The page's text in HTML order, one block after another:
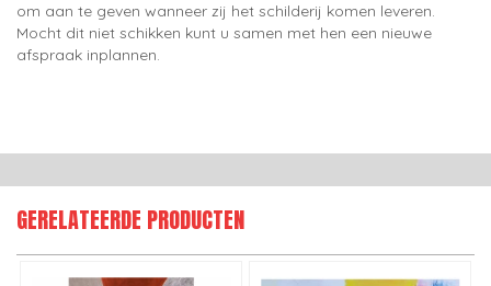
om aan te geven wanneer zij het schilderij komen leveren.
Mocht dit niet schikken kunt u samen met hen een nieuwe
afspraak inplannen.
GERELATEERDE PRODUCTEN